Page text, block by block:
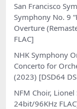
San Francisco
Symphony No. 9
Overture
FLAC]
NHK Symphony
Concerto for
(2023) [DSD64
NFM Choir,
24bit/96KHz